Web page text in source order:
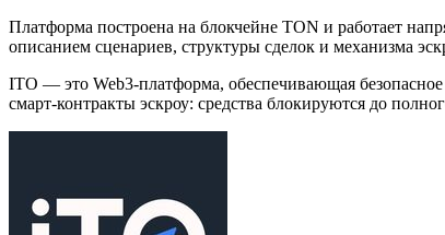
Платформа построена на блокчейне TON и работает
описанием сценариев, структуры сделок и механизма
ITO — это Web3-платформа, обеспечивающая
смарт-контракты эскроу: средства блокируются до